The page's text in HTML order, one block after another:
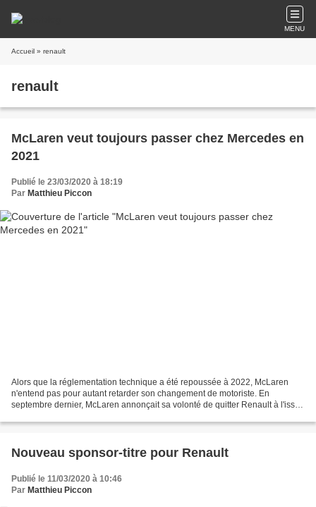
MENU
Accueil » renault
renault
McLaren veut toujours passer chez Mercedes en
2021
Publié le 23/03/2020 à 18:19
Par Matthieu Piccon
Alors que la réglementation technique a été repoussée à 2022, McLaren
n'entend pas pour autant retarder son changement de motoriste. En
septembre dernier, McLaren annonçait sa volonté de quitter Renault à l'issue
Nouveau sponsor-titre pour Renault
Publié le 11/03/2020 à 10:46
Par Matthieu Piccon